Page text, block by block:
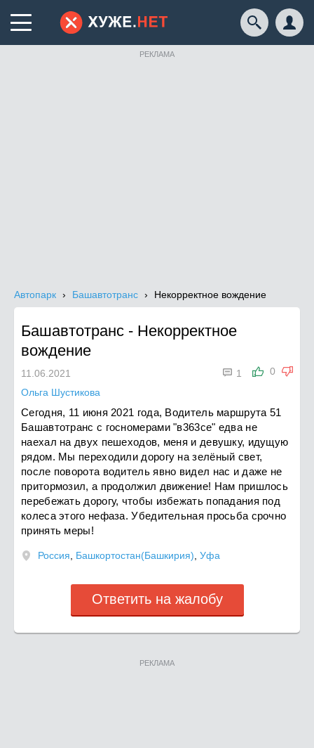
РЕКЛАМА
Автопарк Башавтотранс Некорректное вождение
Башавтотранс - Некорректное
вождение
0
 1
11.06.2021
Ольга Шустикова
Сегодня, 11 июня 2021 года, Водитель маршрута 51
Башавтотранс с госномерами "в363се" едва не
наехал на двух пешеходов, меня и девушку, идущую
рядом. Мы переходили дорогу на зелёный свет,
после поворота водитель явно видел нас и даже не
притормозил, а продолжил движение! Нам пришлось
перебежать дорогу, чтобы избежать попадания под
колеса этого нефаза. Убедительная просьба срочно
принять меры!
Россия Башкортостан(Башкирия) Уфа
Ответить на жалобу
РЕКЛАМА